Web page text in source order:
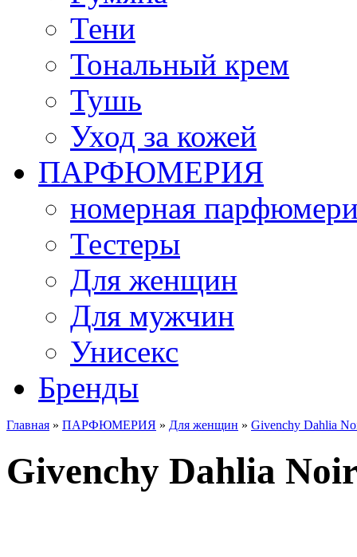
Тени
Тональный крем
Тушь
Уход за кожей
ПАРФЮМЕРИЯ
номерная
Тестеры
Для женщин
Для мужчин
Унисекс
Бренды
Главная » ПАРФЮМЕРИЯ » Для женщин » Givenchy Dahlia
Givenchy Dahlia